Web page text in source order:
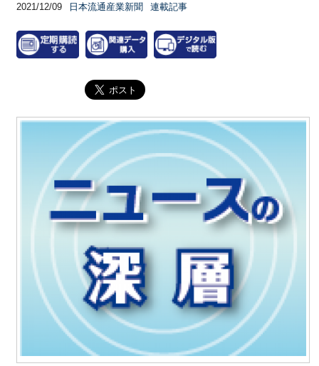
2021/12/09 日本流通産業新聞 連載記事